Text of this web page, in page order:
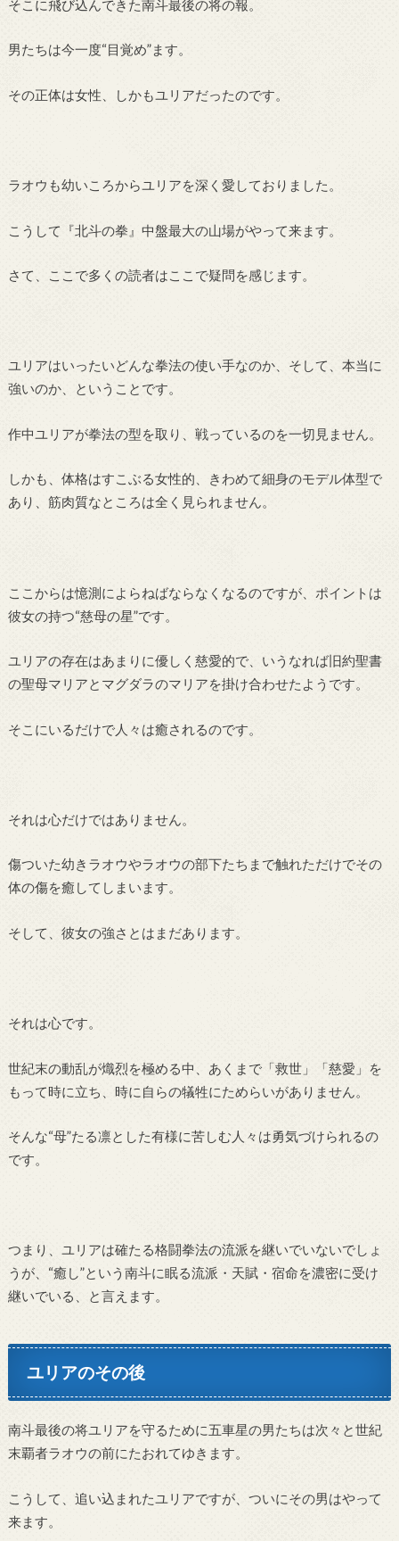
そこに飛び込んできた南斗最後の将の報。
男たちは今一度“目覚め”ます。
その正体は女性、しかもユリアだったのです。
ラオウも幼いころからユリアを深く愛しておりました。
こうして『北斗の拳』中盤最大の山場がやって来ます。
さて、ここで多くの読者はここで疑問を感じます。
ユリアはいったいどんな拳法の使い手なのか、そして、本当に
強いのか、ということです。
作中ユリアが拳法の型を取り、戦っているのを一切見ません。
しかも、体格はすこぶる女性的、きわめて細身のモデル体型で
あり、筋肉質なところは全く見られません。
ここからは憶測によらねばならなくなるのですが、ポイントは
彼女の持つ“慈母の星”です。
ユリアの存在はあまりに優しく慈愛的で、いうなれば旧約聖書
の聖母マリアとマグダラのマリアを掛け合わせたようです。
そこにいるだけで人々は癒されるのです。
それは心だけではありません。
傷ついた幼きラオウやラオウの部下たちまで触れただけでその
体の傷を癒してしまいます。
そして、彼女の強さとはまだあります。
それは心です。
世紀末の動乱が熾烈を極める中、あくまで「救世」「慈愛」を
もって時に立ち、時に自らの犠牲にためらいがありません。
そんな“母”たる凛とした有様に苦しむ人々は勇気づけられるの
です。
つまり、ユリアは確たる格闘拳法の流派を継いでいないでしょ
うが、“癒し”という南斗に眠る流派・天賦・宿命を濃密に受け
継いでいる、と言えます。
ユリアのその後
南斗最後の将ユリアを守るために五車星の男たちは次々と世紀
末覇者ラオウの前にたおれてゆきます。
こうして、追い込まれたユリアですが、ついにその男はやって
来ます。